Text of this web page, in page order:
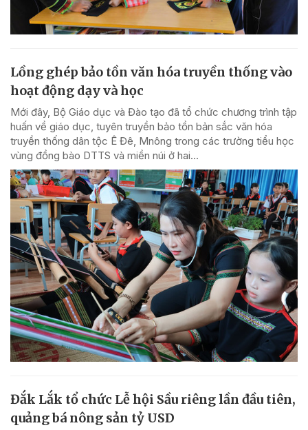
Lồng ghép bảo tồn văn hóa truyền thống vào
hoạt động dạy và học
Mới đây, Bộ Giáo dục và Đào tạo đã tổ chức chương trình tập
huấn về giáo dục, tuyên truyền bảo tồn bản sắc văn hóa
truyền thống dân tộc Ê Đê, Mnông trong các trường tiểu học
vùng đồng bào DTTS và miền núi ở hai...
Đắk Lắk tổ chức Lễ hội Sầu riêng lần đầu tiên,
quảng bá nông sản tỷ USD